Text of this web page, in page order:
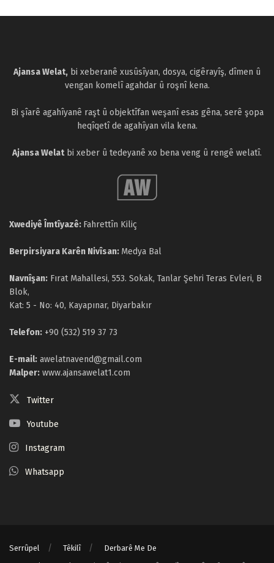
Ajansa Welat, bi xeberanê xusûsîyan, dosya, cigêrayîş, dîmen û
vengan komelî agahdar û roşnî kena.
Bi şîarê agahîyanê raşt û objektîfan weşanî esas gêna, serê şopa
heqîqetî de agahîyan vila kena.
Ajansa Welatbi xeber û tedeyanê xo bena veng û rengê welatî.
Xwediyê Îmtîyazê: Fahrettîn Kiliç
Berpirsiyara Karên Nivîsan: Medya Bal
Navnîşan: Fırat Mahallesi, 553. Sokak, Tanlar Şehri Teras Evleri, B
Blok,
Kat: 5 - No: 40, Kayapınar, Diyarbakır
Telefon: +90 (532) 519 37 73
E-mail: awelatnavend@gmail.com
Malper: www.ajansawelat1.com
Twitter
Youtube
Instagram
Whatsapp
Serrûpel Têkilî Derbarê Me De